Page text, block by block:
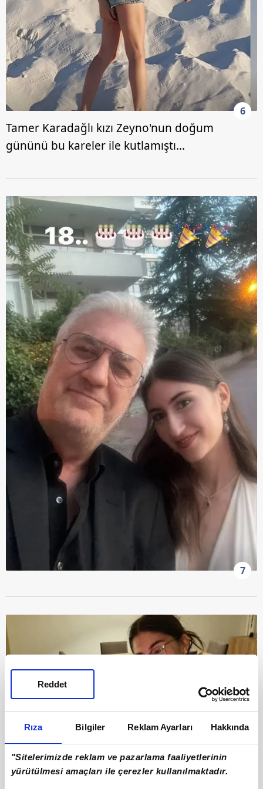
Rıza Bilgiler Reklam Ayarları Hakkında
"Sitelerimizde reklam ve pazarlama faaliyetlerinin
yürütülmesi amaçları ile çerezler kullanılmaktadır.
Reddet
6
Tamer Karadağlı kızı Zeyno'nun doğum
gününü bu kareler ile kutlamıştı...
7